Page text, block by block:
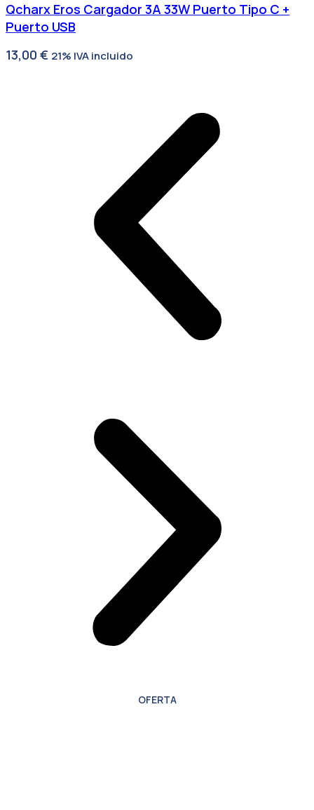
Qcharx Eros Cargador 3A 33W Puerto Tipo C +
Puerto USB
13,00 € 21% IVA incluido
OFERTA